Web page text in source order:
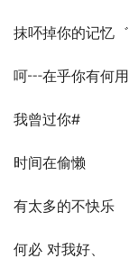
抹吥掉你的记忆゛
呵┅在乎你有何用
我曾过你#
时间在偷懒
有太多的不快乐
何必 对我好、